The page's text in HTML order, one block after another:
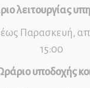
λειτουργίας
έως Παρασκευή,
15:00
υποδοχής